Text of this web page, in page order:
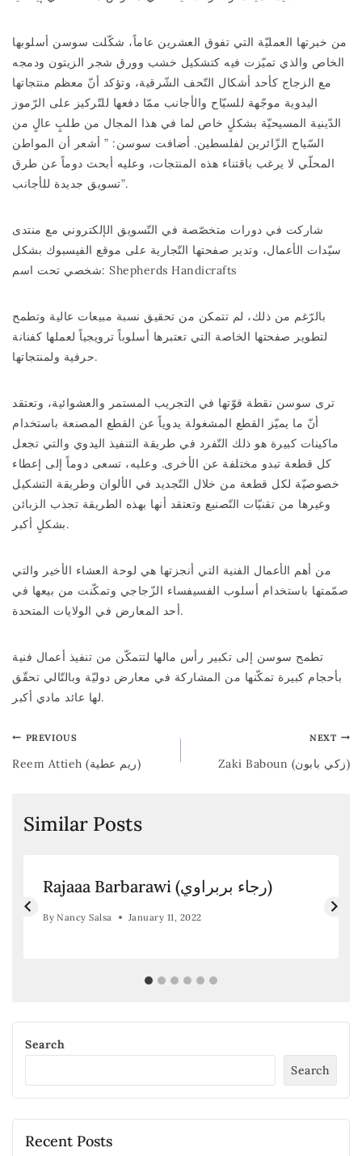
من خبرتها العمليّة التي تفوق العشرين عاماً، شكّلت سوسن أسلوبها
الخاص والذي تميّزت فيه كتشكيل خشب وورق شجر الزيتون ودمجه
مع الزجاج كأحد أشكال التّحف الشّرقية، وتؤكد أنّ معظم منتجاتها
اليدوية موجّهة للسيّاح والأجانب ممّا دفعها للتّركيز على الرّموز
الدّينية المسيحيّة بشكلٍ خاص لما في هذا المجال من طلبٍ عالٍ من
السّياح الزّائرين لفلسطين. أضافت سوسن: ” أشعر أن المواطن
المحلّي لا يرغب باقتناء هذه المنتجات، وعليه أبحث دوماً عن طرق
تسويق جديدة للأجانب”.
شاركت في دورات متخصّصة في التّسويق الإلكتروني مع منتدى
سيّدات الأعمال، وتدير صفحتها التّجارية على موقع الفيسبوك بشكل
شخصي تحت اسم: Shepherds Handicrafts
بالرّغم من ذلك، لم تتمكن من تحقيق نسبة مبيعات عالية وتطمح
لتطوير صفحتها الخاصة التي تعتبرها أسلوباً ترويجياً لعملها كفنانة
حرفية ولمنتجاتها.
ترى سوسن نقطة قوّتها في التجريب المستمر والعشوائية، وتعتقد
أنّ ما يميّز القطع المشغولة يدوياً عن القطع المصنعة باستخدام
ماكينات كبيرة هو ذلك التّفرد في طريقة التنفيذ اليدوي والتي تجعل
كل قطعة تبدو مختلفة عن الأخرى. وعليه، تسعى دوماً إلى إعطاء
خصوصيّة لكل قطعة من خلال التّجديد في الألوان وطريقة التشكيل
وغيرها من تقنيّات التّصنيع وتعتقد أنها بهذه الطريقة تجذب الزبائن
بشكلٍ أكبر.
من أهم الأعمال الفنية التي أنجزتها هي لوحة العشاء الأخير والتي
صمّمتها باستخدام أسلوب الفسيفساء الزّجاجي وتمكّنت من بيعها في
أحد المعارض في الولايات المتحدة.
تطمح سوسن إلى تكبير رأس مالها لتتمكّن من تنفيذ أعمال فنية
بأحجام كبيرة تمكّنها من المشاركة في معارض دوليّة وبالتّالي تحقّق
لها عائد مادي أكبر.
PREVIOUS
Reem Attieh (ريم عطية)
NEXT
Zaki Baboun (زكي بابون)
Similar Posts
Rajaaa Barbarawi (رجاء بربراوي)
By Nancy Salsa January 11, 2022
Search
Search
Recent Posts